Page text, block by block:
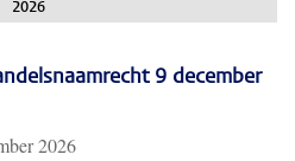
2026
9 december
2026